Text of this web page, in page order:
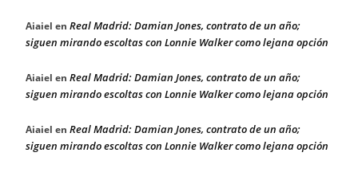
Aiaiel en Real Madrid: Damian Jones, contrato de un año;
siguen mirando escoltas con Lonnie Walker como lejana opción
Aiaiel en Real Madrid: Damian Jones, contrato de un año;
siguen mirando escoltas con Lonnie Walker como lejana opción
Aiaiel en Real Madrid: Damian Jones, contrato de un año;
siguen mirando escoltas con Lonnie Walker como lejana opción